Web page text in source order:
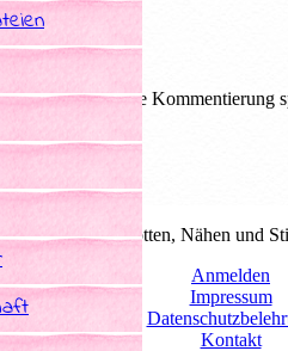
für die nächste Kommentierung
zum plotten, Nähen und
Anmelden
Impressum
Kontakt